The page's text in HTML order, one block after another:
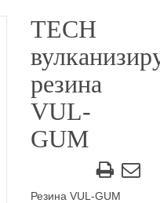
TECH
резина
VUL-
GUM
Резина VUL-GUM